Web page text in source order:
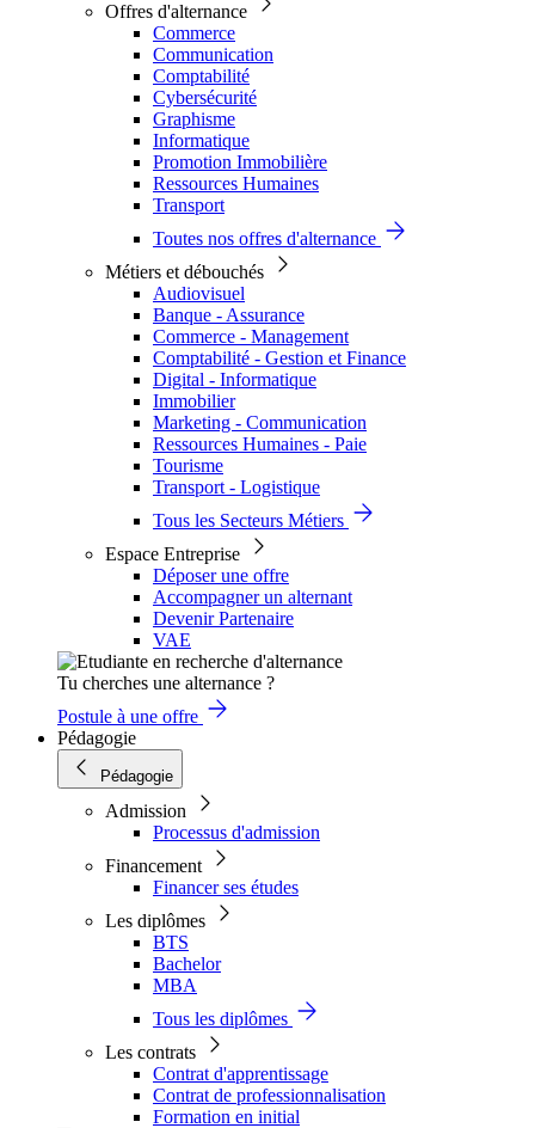
Offres d'alternance
Commerce
Communication
Comptabilité
Cybersécurité
Graphisme
Informatique
Promotion Immobilière
Ressources Humaines
Transport
Toutes nos offres d'alternance
Métiers et débouchés
Audiovisuel
Banque - Assurance
Commerce - Management
Comptabilité - Gestion et Finance
Digital - Informatique
Immobilier
Marketing - Communication
Ressources Humaines - Paie
Tourisme
Transport - Logistique
Tous les Secteurs Métiers
Espace Entreprise
Déposer une offre
Accompagner un alternant
Devenir Partenaire
VAE
Tu cherches une alternance ?
Postule à une offre
Pédagogie
Pédagogie
Admission
Processus d'admission
Financement
Financer ses études
Les diplômes
BTS
Bachelor
MBA
Tous les diplômes
Les contrats
Contrat d'apprentissage
Contrat de professionnalisation
Formation en initial